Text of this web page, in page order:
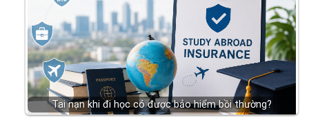
Tai nạn khi đi học có được bảo hiểm bồi thường?